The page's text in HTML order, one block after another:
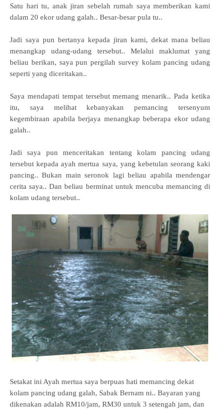
Satu hari tu, anak jiran sebelah rumah saya memberikan kami
dalam 20 ekor udang galah.. Besar-besar pula tu..
Jadi saya pun bertanya kepada jiran kami, dekat mana beliau
menangkap udang-udang tersebut.. Melalui maklumat yang
beliau berikan, saya pun pergilah survey kolam pancing udang
seperti yang diceritakan..
Saya mendapati tempat tersebut memang menarik.. Pada ketika
itu, saya melihat kebanyakan pemancing tersenyum
kegembiraan apabila berjaya menangkap beberapa ekor udang
galah..
Jadi saya pun menceritakan tentang kolam pancing udang
tersebut kepada ayah mertua saya, yang kebetulan seorang kaki
pancing.. Bukan main seronok lagi beliau apabila mendengar
cerita saya.. Dan beliau berminat untuk mencuba memancing di
kolam udang tersebut..
Setakat ini Ayah mertua saya berpuas hati memancing dekat
kolam pancing udang galah, Sabak Bernam ni.. Bayaran yang
dikenakan adalah RM10/jam, RM30 untuk 3 setengah jam, dan